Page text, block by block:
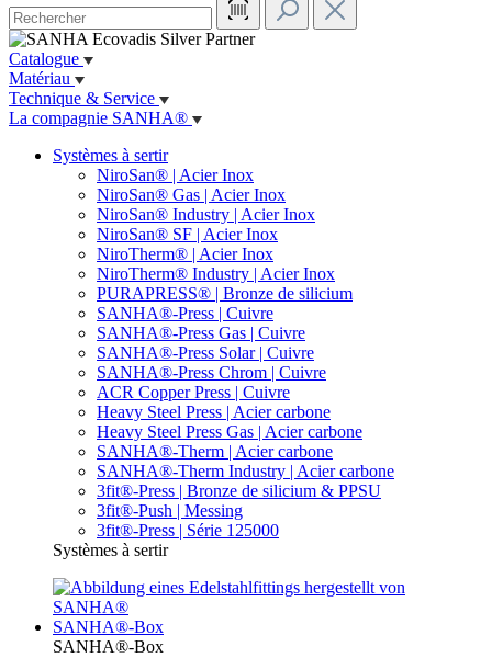
Catalogue
Matériau
Technique & Service
La compagnie SANHA®
Systèmes à sertir
NiroSan® | Acier Inox
NiroSan® Gas | Acier Inox
NiroSan® Industry | Acier Inox
NiroSan® SF | Acier Inox
NiroTherm® | Acier Inox
NiroTherm® Industry | Acier Inox
PURAPRESS® | Bronze de silicium
SANHA®-Press | Cuivre
SANHA®-Press Gas | Cuivre
SANHA®-Press Solar | Cuivre
SANHA®-Press Chrom | Cuivre
ACR Copper Press | Cuivre
Heavy Steel Press | Acier carbone
Heavy Steel Press Gas | Acier carbone
SANHA®-Therm | Acier carbone
SANHA®-Therm Industry | Acier carbone
3fit®-Press | Bronze de silicium & PPSU
3fit®-Push | Messing
3fit®-Press | Série 125000
Systèmes à sertir
SANHA®-Box
SANHA®-Box